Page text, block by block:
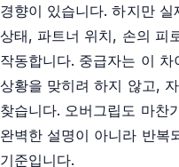
경향이 있습니다. 하지만
상태, 파트너 위치, 손의 피
작동합니다. 중급자는 이
상황을 맞히려 하지 않고,
찾습니다. 오버그립도 마찬
완벽한 설명이 아니라 반복
기준입니다.